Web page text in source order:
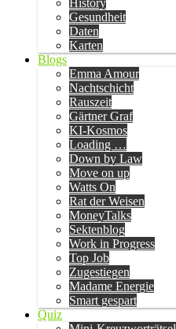
History
Gesundheit
Daten
Karten
Blogs
Emma Amour
Nachtschicht
Rauszeit
Gärtner Graf
KI-Kosmos
Loading …
Down by Law
Move on up
Watts On
Rat der Weisen
MoneyTalks
Sektenblog
Work in Progress
Top Job
Zugestiegen
Madame Energie
Smart gespart
Quiz